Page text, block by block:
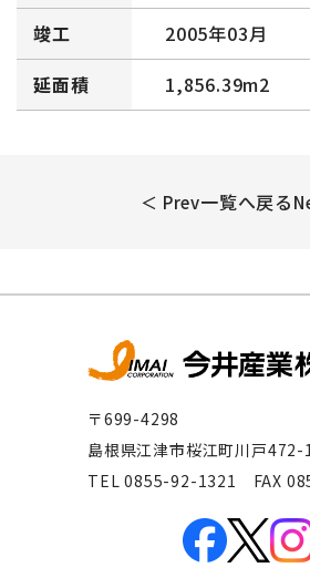
竣工
2005年03月
延面積
1,856.39m2
＜ Prev一覧へ戻る
〒699-4298
島根県江津市桜江町川戸472-
TEL 0855-92-1321 FAX